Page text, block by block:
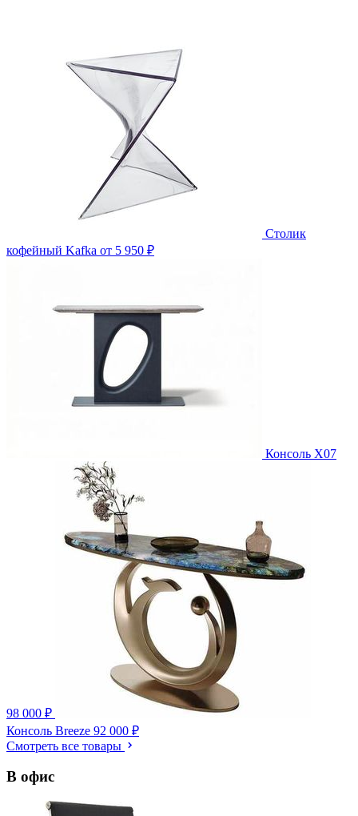
Столик
кофейный Kafka от 5 950 ₽
Консоль X07
98 000 ₽
Консоль Breeze 92 000 ₽
Смотреть все товары
В офис